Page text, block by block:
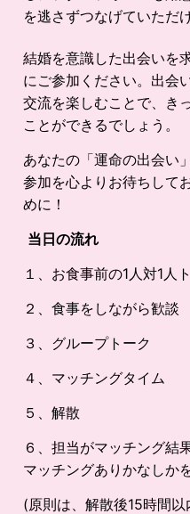
を逃さずつなげていただ
結婚を意識した出会いを
にご参加ください。出会
交流を楽しむことで、き
ことができるでしょう。
あなたの「運命の出会い
参加を心よりお待ちして
めに！
当日の流れ
１、お食事前の1人対1人
２、食事をしながら歓談
３、グループトーク
４、マッチングタイム
５、解散
６、担当がマッチング結
マッチングありかなしか
(原則は、解散後15時間